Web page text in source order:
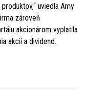
uviedla Amy
zároveň
akcionárom vyplatila
akcií a dividend.